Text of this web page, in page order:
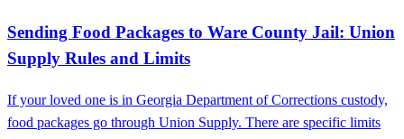
Sending Food Packages to Ware County Jail: Union
Supply Rules and Limits
If your loved one is in Georgia Department of Corrections custody,
food packages go through Union Supply. There are specific limits